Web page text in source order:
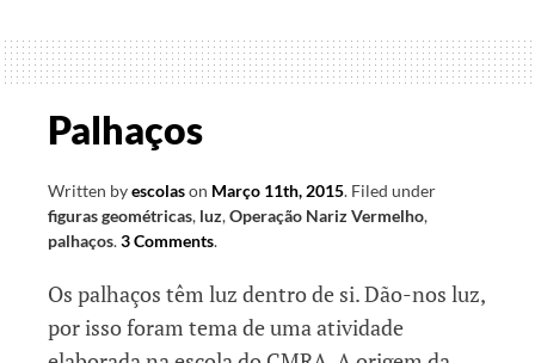
os
pigmentos
Palhaços
Written byescolason Março 11th, 2015. Filed under
figuras geométricas, luz,Operação Nariz Vermelho,
palhaços.3 Comments.
Os palhaços têm luz dentro de si. Dão-nos luz,
por isso foram tema de uma atividade